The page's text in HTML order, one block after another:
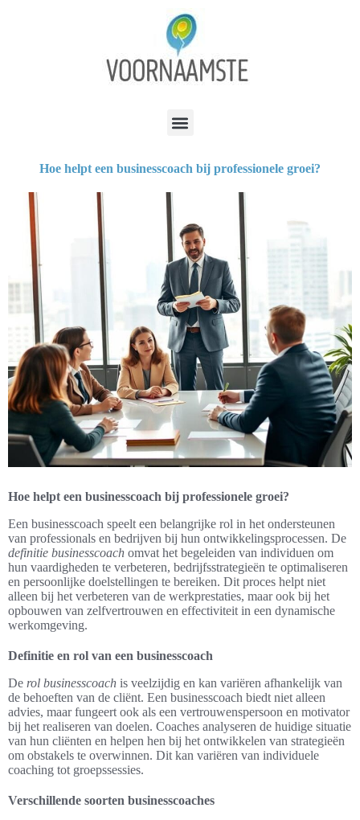
Hoe helpt een businesscoach bij professionele groei?
Hoe helpt een businesscoach bij professionele groei?
Een businesscoach speelt een belangrijke rol in het ondersteunen
van professionals en bedrijven bij hun ontwikkelingsprocessen. De
definitie businesscoach omvat het begeleiden van individuen om
hun vaardigheden te verbeteren, bedrijfsstrategieën te optimaliseren
en persoonlijke doelstellingen te bereiken. Dit proces helpt niet
alleen bij het verbeteren van de werkprestaties, maar ook bij het
opbouwen van zelfvertrouwen en effectiviteit in een dynamische
werkomgeving.
Definitie en rol van een businesscoach
De rol businesscoach is veelzijdig en kan variëren afhankelijk van
de behoeften van de cliënt. Een businesscoach biedt niet alleen
advies, maar fungeert ook als een vertrouwenspersoon en motivator
bij het realiseren van doelen. Coaches analyseren de huidige situatie
van hun cliënten en helpen hen bij het ontwikkelen van strategieën
om obstakels te overwinnen. Dit kan variëren van individuele
coaching tot groepssessies.
Verschillende soorten businesscoaches